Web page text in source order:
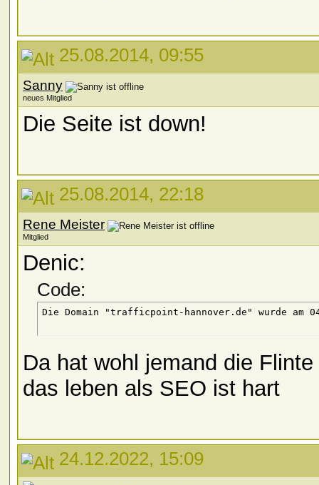
25.08.2014, 09:55
Sanny
neues Mitglied
Die Seite ist down!
25.08.2014, 22:18
Rene Meister
Mitglied
Denic:
Code:
Da hat wohl jemand die
das leben als SEO ist hart
24.12.2022, 15:09